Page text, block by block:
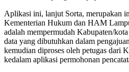
Aplikasi ini, lanjut Sorta, merupakan
Kementerian Hukum dan HAM
adalah mempermudah Kabupaten/
data yang dibutuhkan dalam
kemudian diproses oleh petugas dari
kedalam aplikasi permohonan